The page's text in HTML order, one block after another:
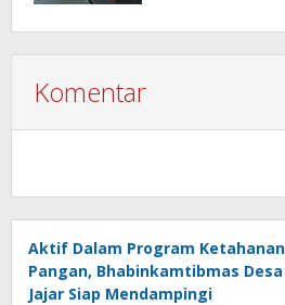
Komentar
Aktif Dalam Program Ketahanan
Pangan, Bhabinkamtibmas Desa
Jajar Siap Mendampingi